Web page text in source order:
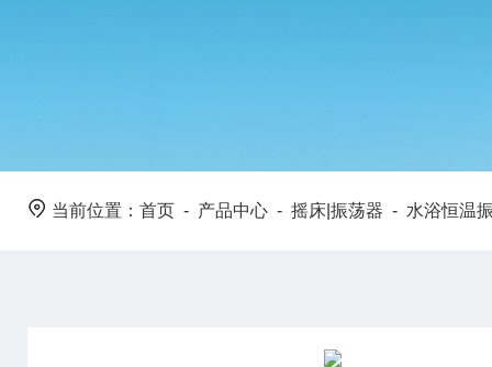
当前位置： 首页 - 产品中心 - 摇床|振荡器 - 水浴恒温